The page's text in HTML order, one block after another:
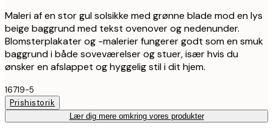
Maleri af en stor gul solsikke med grønne blade mod en lys
beige baggrund med tekst ovenover og nedenunder.
Blomsterplakater og -malerier fungerer godt som en smuk
baggrund i både soveværelser og stuer, især hvis du
ønsker en afslappet og hyggelig stil i dit hjem.
16719-5
Prishistorik
Lær dig mere omkring vores produkter